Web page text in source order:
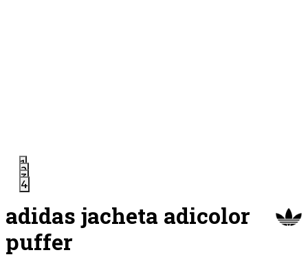
1
2
3
4
adidas jacheta adicolor
puffer